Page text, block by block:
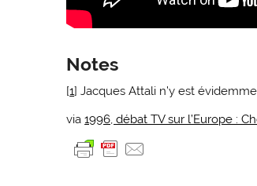
Notes
[1] Jacques Attali n’y est
via1996, débat TV sur l’Europe :